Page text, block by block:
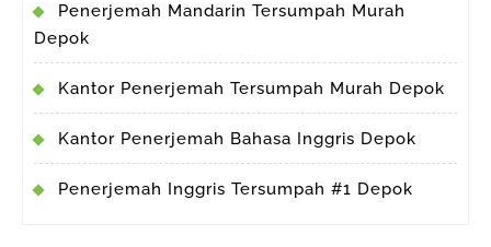
Penerjemah Mandarin Tersumpah Murah
Depok
Kantor Penerjemah Tersumpah Murah Depok
Kantor Penerjemah Bahasa Inggris Depok
Penerjemah Inggris Tersumpah #1 Depok